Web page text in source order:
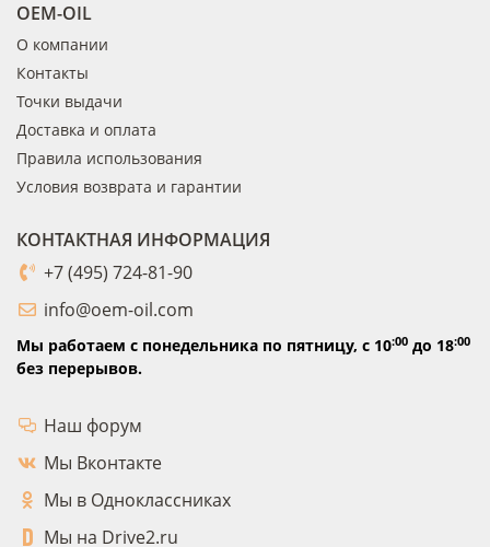
OEM-OIL
О компании
Контакты
Точки выдачи
Доставка и оплата
Правила использования
Условия возврата и гарантии
КОНТАКТНАЯ ИНФОРМАЦИЯ
+7 (495) 724-81-90
info@oem-oil.com
Мы работаем с понедельника по пятницу, с 10:00 до 18:00
без перерывов.
Наш форум
Мы Вконтакте
Мы в Одноклассниках
Мы на Drive2.ru